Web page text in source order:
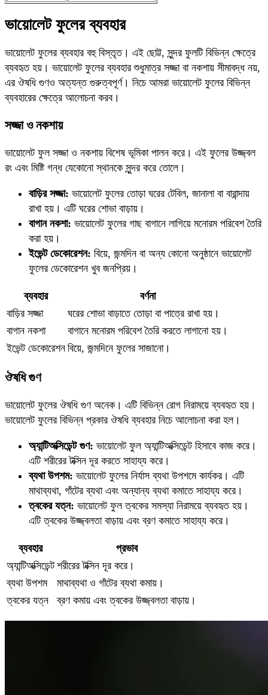
ভায়োলেট ফুলের ব্যবহার
ভায়োলেট ফুলের ব্যবহার বহু বিস্তৃত। এই ছোট্ট, সুন্দর ফুলটি বিভিন্ন ক্ষেত্রে
ব্যবহৃত হয়। ভায়োলেট ফুলের ব্যবহার শুধুমাত্র সজ্জা বা নকশায় সীমাবদ্ধ নয়,
এর ঔষধি গুণও অত্যন্ত গুরুত্বপূর্ণ। নিচে আমরা ভায়োলেট ফুলের বিভিন্ন
ব্যবহারের ক্ষেত্রে আলোচনা করব।
সজ্জা ও নকশায়
ভায়োলেট ফুল সজ্জা ও নকশায় বিশেষ ভূমিকা পালন করে। এই ফুলের উজ্জ্বল
রং এবং মিষ্টি গন্ধ যেকোনো স্থানকে সুন্দর করে তোলে।
বাড়ির সজ্জা: ভায়োলেট ফুলের তোড়া ঘরের টেবিল, জানালা বা বারান্দায়
রাখা হয়। এটি ঘরের শোভা বাড়ায়।
বাগান নকশা: ভায়োলেট ফুলের গাছ বাগানে লাগিয়ে মনোরম পরিবেশ তৈরি
করা হয়।
ইভেন্ট ডেকোরেশন: বিয়ে, জন্মদিন বা অন্য কোনো অনুষ্ঠানে ভায়োলেট
ফুলের ডেকোরেশন খুব জনপ্রিয়।
ব্যবহার
বর্ণনা
বাড়ির সজ্জা
ঘরের শোভা বাড়াতে তোড়া বা পাত্রে রাখা হয়।
বাগান নকশা
বাগানে মনোরম পরিবেশ তৈরি করতে লাগানো হয়।
ইভেন্ট ডেকোরেশন বিয়ে, জন্মদিনে ফুলের সাজানো।
ঔষধি গুণ
ভায়োলেট ফুলের ঔষধি গুণ অনেক। এটি বিভিন্ন রোগ নিরাময়ে ব্যবহৃত হয়।
ভায়োলেট ফুলের বিভিন্ন প্রকার ঔষধি ব্যবহার নিচে আলোচনা করা হল।
অ্যান্টিঅক্সিডেন্ট গুণ: ভায়োলেট ফুল অ্যান্টিঅক্সিডেন্ট হিসাবে কাজ করে।
এটি শরীরের টক্সিন দূর করতে সাহায্য করে।
ব্যথা উপশম: ভায়োলেট ফুলের নির্যাস ব্যথা উপশমে কার্যকর। এটি
মাথাব্যথা, গাঁটের ব্যথা এবং অন্যান্য ব্যথা কমাতে সাহায্য করে।
ত্বকের যত্ন: ভায়োলেট ফুল ত্বকের সমস্যা নিরাময়ে ব্যবহৃত হয়।
এটি ত্বকের উজ্জ্বলতা বাড়ায় এবং ব্রণ কমাতে সাহায্য করে।
ব্যবহার
প্রভাব
অ্যান্টিঅক্সিডেন্ট শরীরের টক্সিন দূর করে।
ব্যথা উপশম
মাথাব্যথা ও গাঁটের ব্যথা কমায়।
ত্বকের যত্ন
ব্রণ কমায় এবং ত্বকের উজ্জ্বলতা বাড়ায়।